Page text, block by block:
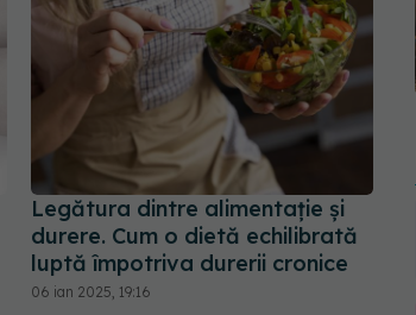
Legătura dintre alimentație și
durere. Cum o dietă echilibrată
luptă împotriva durerii cronice
06 ian 2025, 19:16